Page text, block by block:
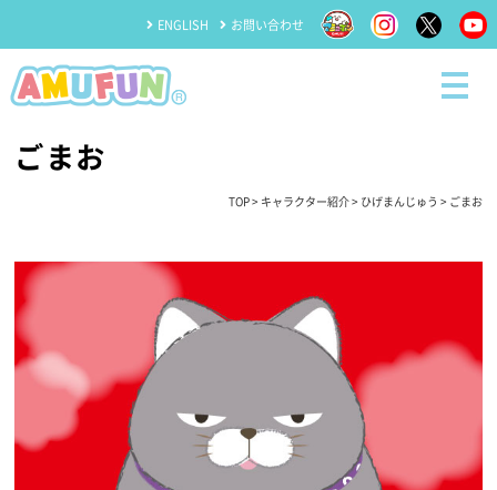
ENGLISH お問い合わせ
ごまお
TOP> キャラクター紹介> ひげまんじゅう > ごまお